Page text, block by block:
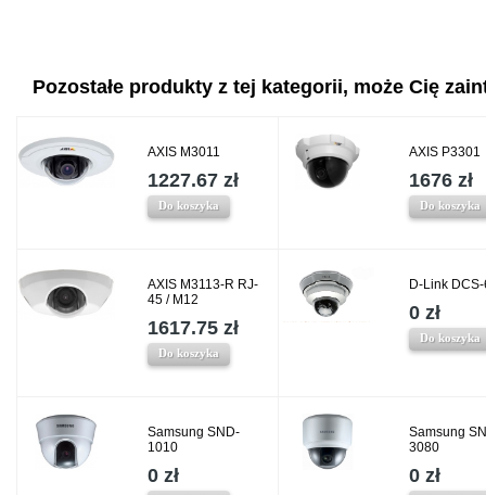
Pozostałe produkty z tej kategorii, może Cię
AXIS M3011
1227.67 zł
Do koszyka
AXIS P3301
1676 zł
Do koszyka
AXIS M3113-R RJ-
45 / M12
1617.75 zł
Do koszyka
D-Link
0 zł
Do koszyka
Samsung SND-
1010
0 zł
Samsung
3080
0 zł